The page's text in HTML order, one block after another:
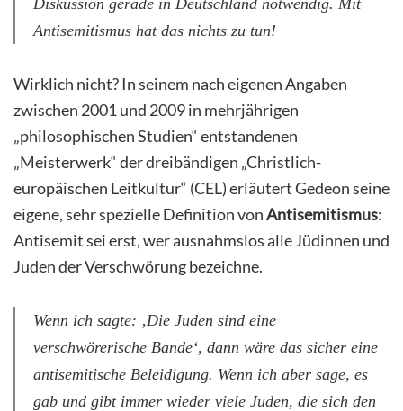
Diskussion gerade in Deutschland notwendig. Mit
Antisemitismus hat das nichts zu tun!
Wirklich nicht? In seinem nach eigenen Angaben
zwischen 2001 und 2009 in mehrjährigen
„philosophischen Studien“ entstandenen
„Meisterwerk“ der dreibändigen „Christlich-
europäischen Leitkultur“ (CEL) erläutert Gedeon seine
eigene, sehr spezielle Definition vonAntisemitismus:
Antisemit sei erst, wer ausnahmslos alle Jüdinnen und
Juden der Verschwörung bezeichne.
Wenn ich sagte: ‚Die Juden sind eine
verschwörerische Bande‘, dann wäre das sicher eine
antisemitische Beleidigung. Wenn ich aber sage, es
gab und gibt immer wieder viele Juden, die sich den